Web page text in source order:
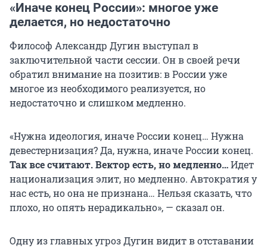
«Иначе конец России»: многое уже
делается, но недостаточно
Философ Александр Дугин выступал в
заключительной части сессии. Он в своей речи
обратил внимание на позитив: в России уже
многое из необходимого реализуется, но
недостаточно и слишком медленно.
«Нужна идеология, иначе России конец… Нужна
девестернизация? Да, нужна, иначе России конец.
Так все считают. Вектор есть, но медленно…Идет
национализация элит, но медленно. Автократия у
нас есть, но она не признана… Нельзя сказать, что
плохо, но опять нерадикально», — сказал он.
Одну из главных угроз Дугин видит в отставании